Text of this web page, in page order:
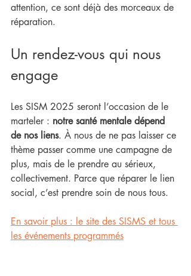
attention, ce sont déjà des morceaux de
réparation.
Un rendez-vous qui nous
engage
Les SISM 2025 seront l’occasion de le
marteler : notre santé mentale dépend
de nos liens. À nous de ne pas laisser ce
thème passer comme une campagne de
plus, mais de le prendre au sérieux,
collectivement. Parce que réparer le lien
social, c’est prendre soin de nous tous.
En savoir plus : le site des SISMS et tous
les événements programmés